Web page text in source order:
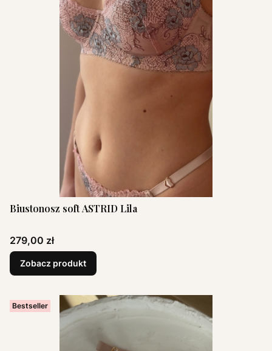
Biustonosz soft ASTRID Lila
Cena
279,00 zł
Zobacz produkt
Bestseller